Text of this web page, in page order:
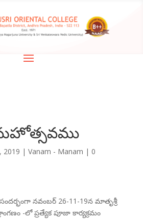
2019 | Vanam - Manam | 0
నవంబర్ 26-11-19న మాతృశ్రీ
-లో ప్రత్యేక పూజా కార్యక్రమం